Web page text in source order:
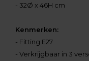
- 32Ø x 46H cm
Kenmerken:
- Fitting E27
- Verkrijgbaar in 3